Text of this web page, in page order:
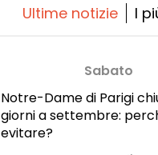
Ultime notizie I
Sabato
Notre-Dame di Parigi
giorni a settembre:
evitare?